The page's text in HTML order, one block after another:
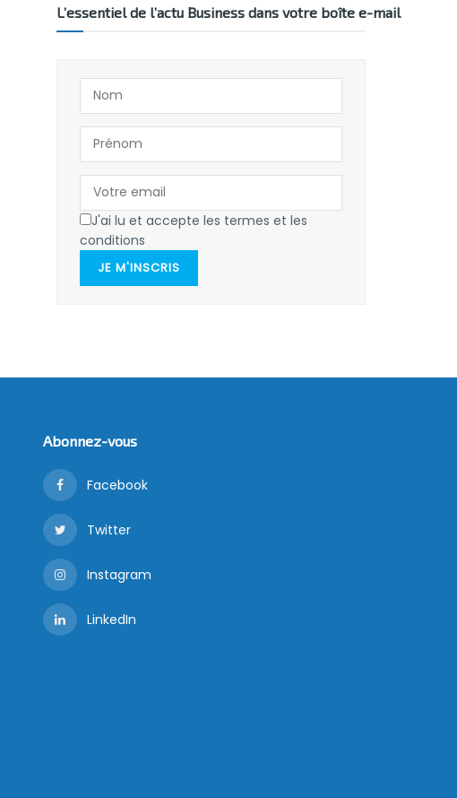
L’essentiel de l’actu Business dans votre boîte e-mail
J'ai lu et accepte les termes et les
conditions
JE M'INSCRIS
Abonnez-vous
Facebook
Twitter
Instagram
LinkedIn